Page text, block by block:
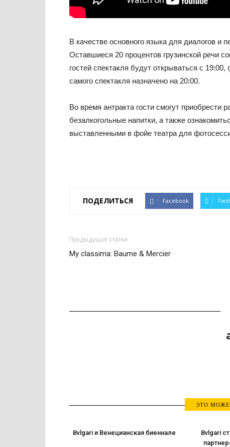
В качестве основного языка для диалогов и
Оставшиеся 20 процентов грузинской речи
гостей спектакля будут открываться с
самого спектакля назначено на 20:00.
Во время антракта гости смогут приобрести
безалкогольные напитки, а также
выставленными в фойе театра для
ПОДЕЛИТЬСЯ Facebook
Предыдущая статья
My classima: Baume & Mercier
ЭТО
Bvlgari и Венецианская биеннале
Bvlgari